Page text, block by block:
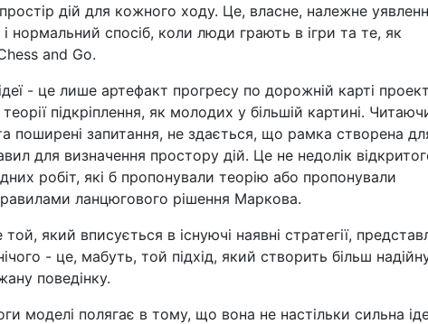
дій для кожного ходу. Це, власне, належне
нормальний спосіб, коли люди грають в ігри та те, як
and Go.
ідеї - це лише артефакт прогресу по дорожній карті
підкріплення, як молодих у більшій картині.
поширені запитання, не здається, що рамка створена
для визначення простору дій. Це не недолік
робіт, які б пропонували теорію або пропонували
ланцюгового рішення Маркова.
який вписується в існуючі наявні стратегії,
- це, мабуть, той підхід, який створить більш
поведінку.
моделі полягає в тому, що вона не настільки сильна